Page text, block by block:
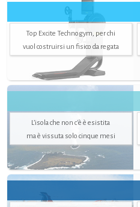
Top Excite Technogym, per chi
vuol costruirsi un fisico da regata
L’isola che non c'è è esistita
ma è vissuta solo cinque mesi